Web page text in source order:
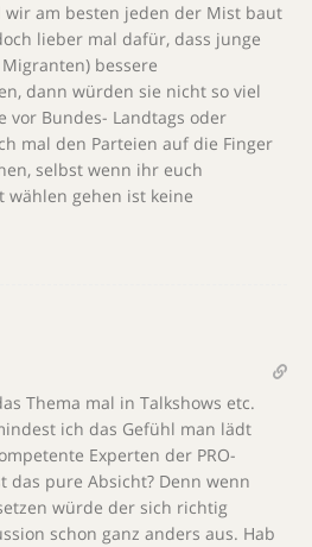
wir am besten jeden der Mist baut
lieber mal dafür, dass junge
bessere
dann würden sie nicht so viel
vor Bundes- Landtags oder
mal den Parteien auf die Finger
selbst wenn ihr euch
gehen ist keine
Thema mal in Talkshows etc.
ich das Gefühl man lädt
Experten der PRO-
das pure Absicht? Denn wenn
würde der sich richtig
schon ganz anders aus. Hab